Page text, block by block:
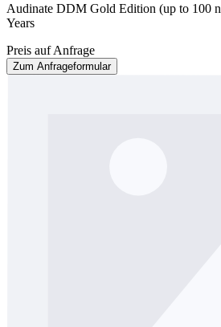
Audinate DDM Gold Edition (up to 100
Years
Preis auf Anfrage
Zum Anfrageformular